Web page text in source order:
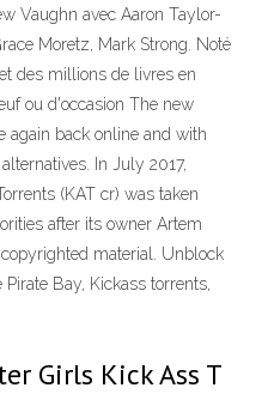
Vaughn avec Aaron Taylor-
Moretz, Mark Strong. Noté
des millions de livres en
ou d'occasion The new
again back online and with
In July 2017,
(KAT cr) was taken
after its owner Artem
material. Unblock
Bay, Kickass torrents,
Girls Kick Ass T